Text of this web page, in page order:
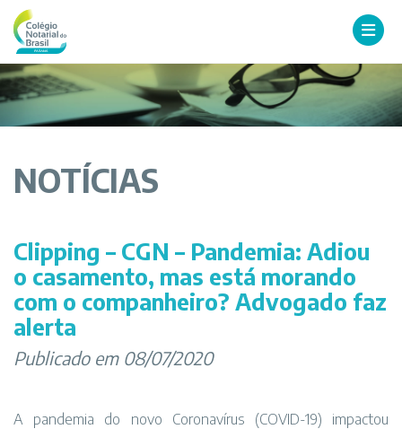
NOTÍCIAS
Clipping – CGN – Pandemia: Adiou
o casamento, mas está morando
com o companheiro? Advogado faz
alerta
Publicado em 08/07/2020
A pandemia do novo Coronavírus (COVID-19) impactou